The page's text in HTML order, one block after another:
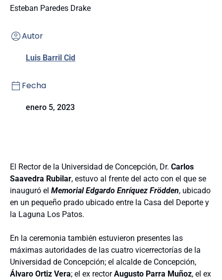
Esteban Paredes Drake
Autor
Luis Barril Cid
Fecha
enero 5, 2023
El Rector de la Universidad de Concepción, Dr. Carlos
Saavedra Rubilar, estuvo al frente del acto con el que se
inauguró el Memorial Edgardo Enríquez Frödden, ubicado
en un pequeño prado ubicado entre la Casa del Deporte y
la Laguna Los Patos.
En la ceremonia también estuvieron presentes las
máximas autoridades de las cuatro vicerrectorías de la
Universidad de Concepción; el alcalde de Concepción,
Álvaro Ortiz Vera; el ex rectorAugusto Parra Muñoz, el ex